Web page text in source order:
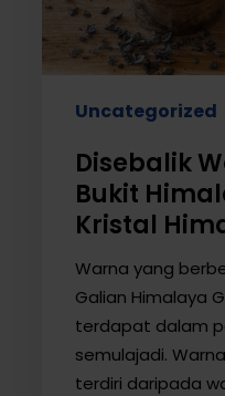
Kristal
Himalaya
Uncategorized
Disebalik
Bukit
Kristal
Warna yang
Galian Himalaya
terdapat dalam
semulajadi.
terdiri daripada